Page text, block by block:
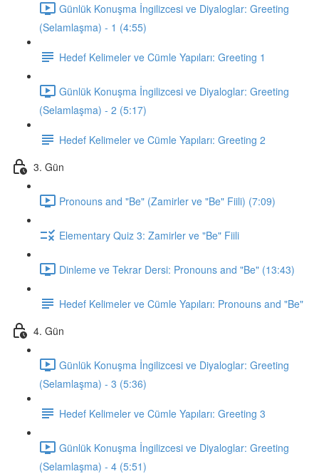
Günlük Konuşma İngilizcesi ve Diyaloglar: Greeting
(Selamlaşma) - 1 (4:55)
Hedef Kelimeler ve Cümle Yapıları: Greeting 1
Günlük Konuşma İngilizcesi ve Diyaloglar: Greeting
(Selamlaşma) - 2 (5:17)
Hedef Kelimeler ve Cümle Yapıları: Greeting 2
3. Gün
Pronouns and "Be" (Zamirler ve "Be" Fiili) (7:09)
Elementary Quiz 3: Zamirler ve "Be" Fiili
Dinleme ve Tekrar Dersi: Pronouns and "Be" (13:43)
Hedef Kelimeler ve Cümle Yapıları: Pronouns and "Be"
4. Gün
Günlük Konuşma İngilizcesi ve Diyaloglar: Greeting
(Selamlaşma) - 3 (5:36)
Hedef Kelimeler ve Cümle Yapıları: Greeting 3
Günlük Konuşma İngilizcesi ve Diyaloglar: Greeting
(Selamlaşma) - 4 (5:51)